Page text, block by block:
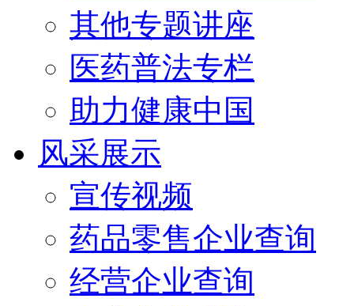
其他专题讲座
医药普法专栏
助力健康中国
风采展示
宣传视频
药品零售企业查询
经营企业查询